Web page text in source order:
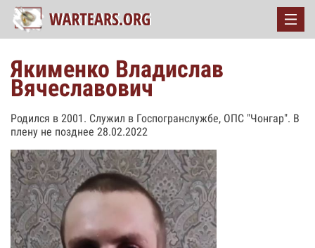
Якименко Владислав
Вячеславович
Родился в 2001. Служил в Госпогранслужбе, ОПС "Чонгар". В
плену не позднее 28.02.2022